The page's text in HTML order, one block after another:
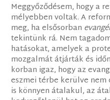
Meggyőződésem, hogy a
mélyebben voltak. A
meg, ha elsősorban
tekintünk rá. Nem
hatásokat, amelyek a
mozgalmát átjárták és
korban igaz, hogy az
eszmei térbe kerülve
is könnyen átalakul, az